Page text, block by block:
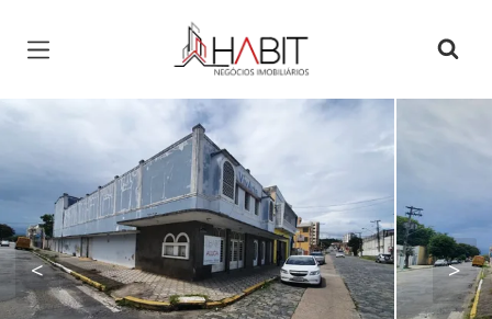
Página inicial
< >